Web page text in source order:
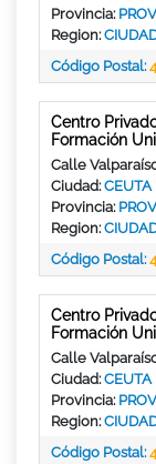
Provincia:
Region:
Código Postal:
Centro
Formación
Calle
Ciudad:CEUTA
Provincia:
Region:
Código Postal:
Centro
Formación
Calle
Ciudad:CEUTA
Provincia:
Region:
Código Postal: